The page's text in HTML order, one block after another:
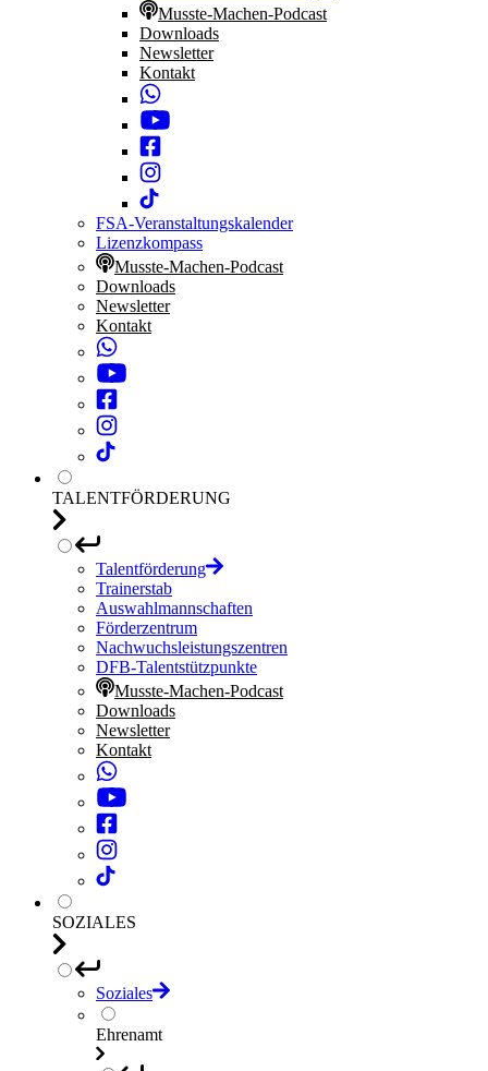
Musste-Machen-Podcast
Downloads
Newsletter
Kontakt
FSA-Veranstaltungskalender
Lizenzkompass
Musste-Machen-Podcast
Downloads
Newsletter
Kontakt
TALENTFÖRDERUNG
Talentförderung
Trainerstab
Auswahlmannschaften
Förderzentrum
Nachwuchsleistungszentren
DFB-Talentstützpunkte
Musste-Machen-Podcast
Downloads
Newsletter
Kontakt
SOZIALES
Soziales
Ehrenamt